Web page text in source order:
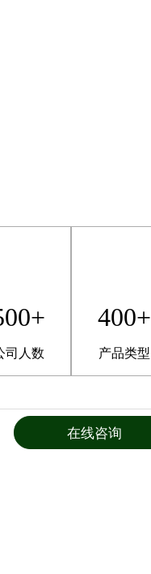
司人数
400+
产品类型
在线咨询